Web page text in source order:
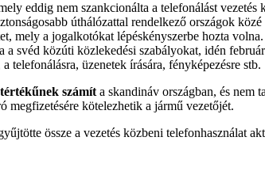
eddig nem szankcionálta a telefonálást vezetés
úthálózattal rendelkező országok
mely a jogalkotókat lépéskényszerbe hozta
a svéd közúti közlekedési szabályokat, idén
telefonálásra, üzenetek írására, fényképezésre stb.
számít a skandináv országban, és nem
megfizetésére kötelezhetik a jármű vezetőjét.
össze a vezetés közbeni telefonhasználat